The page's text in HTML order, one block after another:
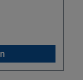
Nasse
1 DW
(Hinten)
und
gestalteter